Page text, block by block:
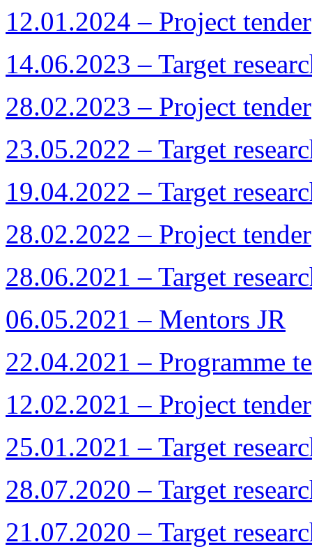
12.01.2024 – Project tender
14.06.2023 – Target
28.02.2023 – Project tender
23.05.2022 – Target
19.04.2022 – Target
28.02.2022 – Project tender
28.06.2021 – Target
06.05.2021 – Mentors JR
22.04.2021 – Programme
12.02.2021 – Project tender
25.01.2021 – Target
28.07.2020 – Target
21.07.2020 – Target